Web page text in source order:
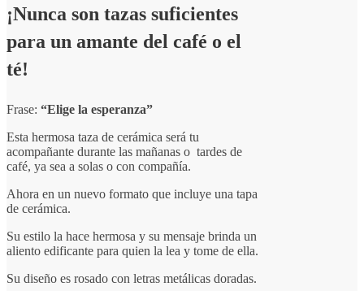
¡Nunca son tazas suficientes
para un amante del café o el
té!
Frase: “Elige la esperanza”
Esta hermosa taza de cerámica será tu
acompañante durante las mañanas o tardes de
café, ya sea a solas o con compañía.
Ahora en un nuevo formato que incluye una tapa
de cerámica.
Su estilo la hace hermosa y su mensaje brinda un
aliento edificante para quien la lea y tome de ella.
Su diseño es rosado con letras metálicas doradas.